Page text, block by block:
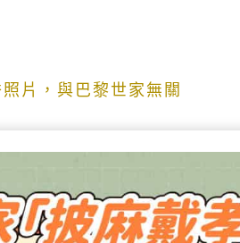
片，與巴黎世家無關